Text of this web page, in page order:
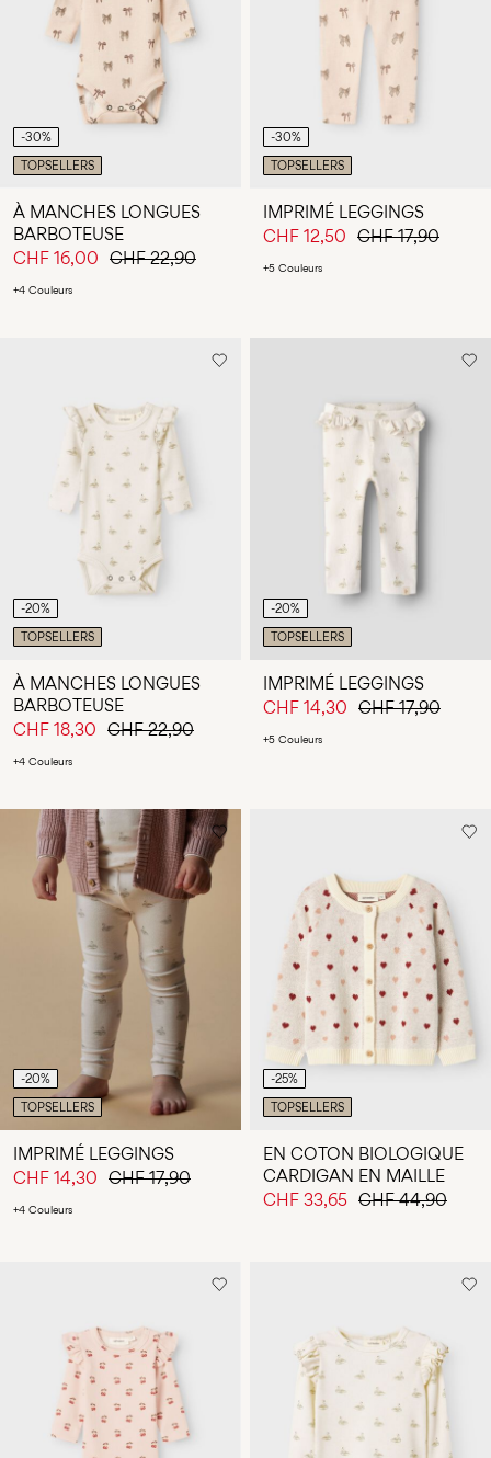
Des
questions
propos
de
nous
Suisse
français
-30%
TOPSELLERS
À MANCHES LONGUES
BARBOTEUSE
CHF 16,00 CHF 22,90
+4 Couleurs
-30%
TOPSELLERS
IMPRIMÉ LEGGINGS
CHF 12,50 CHF 17,90
+5 Couleurs
-20%
TOPSELLERS
À MANCHES LONGUES
BARBOTEUSE
CHF 18,30 CHF 22,90
+4 Couleurs
-20%
TOPSELLERS
IMPRIMÉ LEGGINGS
CHF 14,30 CHF 17,90
+5 Couleurs
-20%
TOPSELLERS
IMPRIMÉ LEGGINGS
CHF 14,30 CHF 17,90
+4 Couleurs
-25%
TOPSELLERS
EN COTON BIOLOGIQUE
CARDIGAN EN MAILLE
CHF 33,65 CHF 44,90